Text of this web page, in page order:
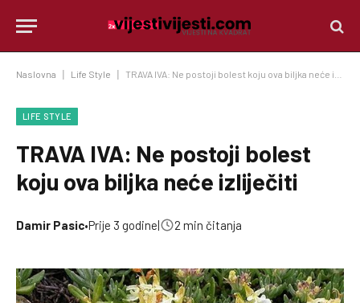
Naslovna Life Style TRAVA IVA: Ne postoji bolest koju ova biljka neće izliječiti
LIFE STYLE
TRAVA IVA: Ne postoji bolest
koju ova biljka neće izliječiti
Damir Pasic•Prije 3 godine| 2 min čitanja